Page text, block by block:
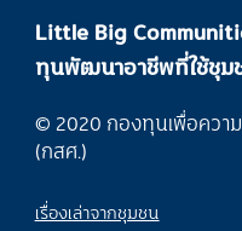
Little Big
ทุนพัฒนาอาชีพที่ใช้ชุม
© 2020 กองทุนเพื่อควา
(กสศ.)
เรื่องเล่าจากชุมชน